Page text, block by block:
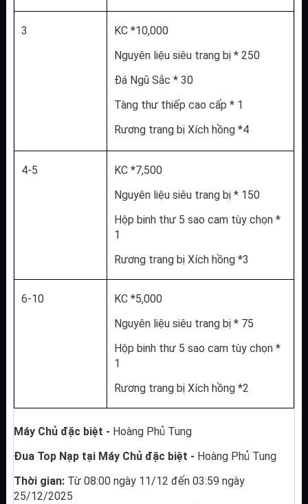
3
KC *10,000
Nguyên liệu siêu trang bị * 250
Đá Ngũ Sắc * 30
Tàng thư thiếp cao cấp * 1
Rương trang bị Xích hồng *4
4-5
KC *7,500
Nguyên liệu siêu trang bị * 150
Hộp binh thư 5 sao cam tùy chọn *
1
Rương trang bị Xích hồng *3
6-10
KC *5,000
Nguyên liệu siêu trang bị * 75
Hộp binh thư 5 sao cam tùy chọn *
1
Rương trang bị Xích hồng *2
Máy Chủ đặc biệt - Hoàng Phủ Tung
Đua Top Nạp tại Máy Chủ đặc biệt - Hoàng Phủ Tung
Thời gian: Từ 08:00 ngày 11/12 đến 03:59 ngày
25/12/2025